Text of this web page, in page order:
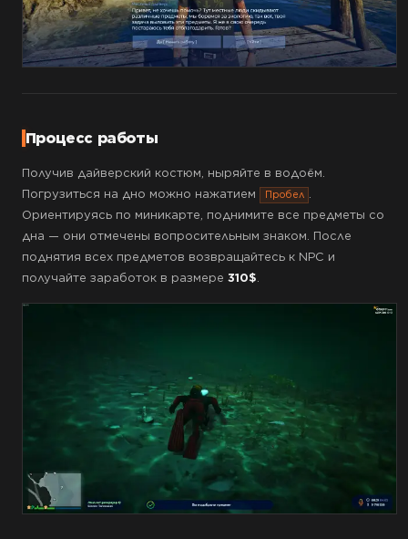
Процесс работы
Получив дайверский костюм, ныряйте в водоём.
Погрузиться на дно можно нажатием
Пробел .
Ориентируясь по миникарте, поднимите все предметы со
дна — они отмечены вопросительным знаком. После
поднятия всех предметов возвращайтесь к NPC и
получайте заработок в размере 310$.